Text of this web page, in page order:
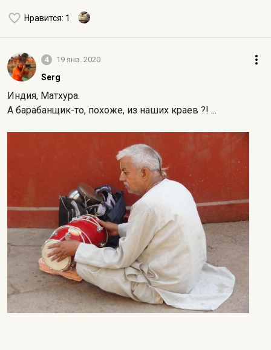
Нравится: 1
4 19 янв. 2020
Serg
Индия, Матхура.
А барабанщик-то, похоже, из наших краев ?! ...